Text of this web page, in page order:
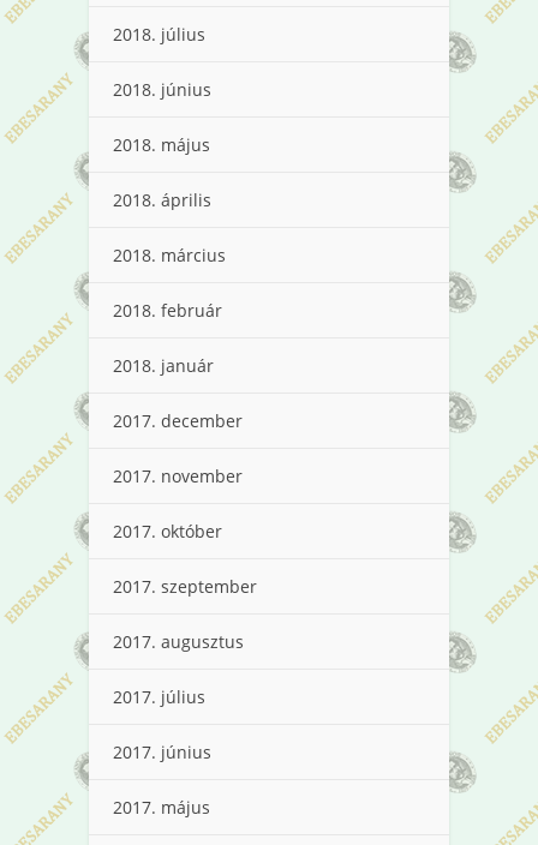
2018. július
2018. június
2018. május
2018. április
2018. március
2018. február
2018. január
2017. december
2017. november
2017. október
2017. szeptember
2017. augusztus
2017. július
2017. június
2017. május